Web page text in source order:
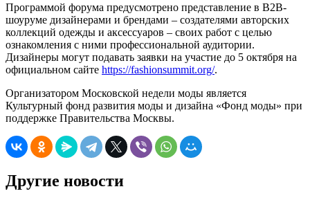
Программой форума предусмотрено представление в B2B-
шоуруме дизайнерами и брендами – создателями авторских
коллекций одежды и аксессуаров – своих работ с целью
ознакомления с ними профессиональной аудитории.
Дизайнеры могут подавать заявки на участие до 5 октября на
официальном сайте https://fashionsummit.org/.
Организатором Московской недели моды является
Культурный фонд развития моды и дизайна «Фонд моды» при
поддержке Правительства Москвы.
Другие новости